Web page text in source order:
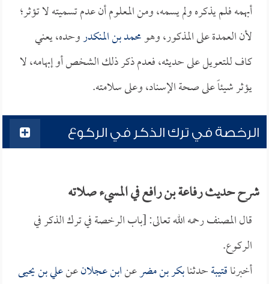
أبهمه فلم يذكره ولم يسمه، ومن المعلوم أن عدم تسميته لا تؤثر؛
لأن العمدة على المذكور، وهومحمد بن المنكدروحده، يعني
كاف للتعويل على حديثه، فعدم ذكر ذلك الشخص أو إبهامه، لا
يؤثر شيئاً على صحة الإسناد، وعلى سلامته.
الرخصة في ترك الذكر في الركوع
شرح حديث رفاعة بن رافع في المسيء صلاته
قال المصنف رحمه الله تعالى: [باب الرخصة في ترك الذكر في
الركوع.
أخبرناقتيبةحدثنابكر بن مضرعنابن عجلانعنعلي بن يحيى